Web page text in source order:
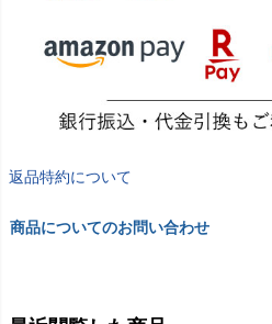
返品特約について
商品についてのお問い合わせ